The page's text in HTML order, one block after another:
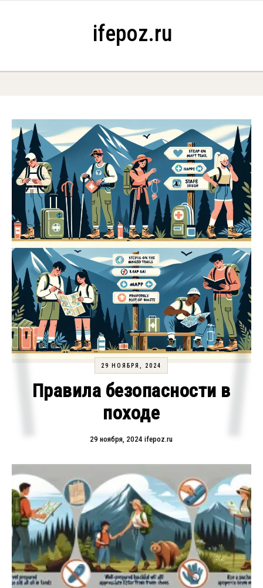
ifepoz.ru
29 НОЯБРЯ, 2024
Правила безопасности в
походе
29 ноября, 2024 ifepoz.ru